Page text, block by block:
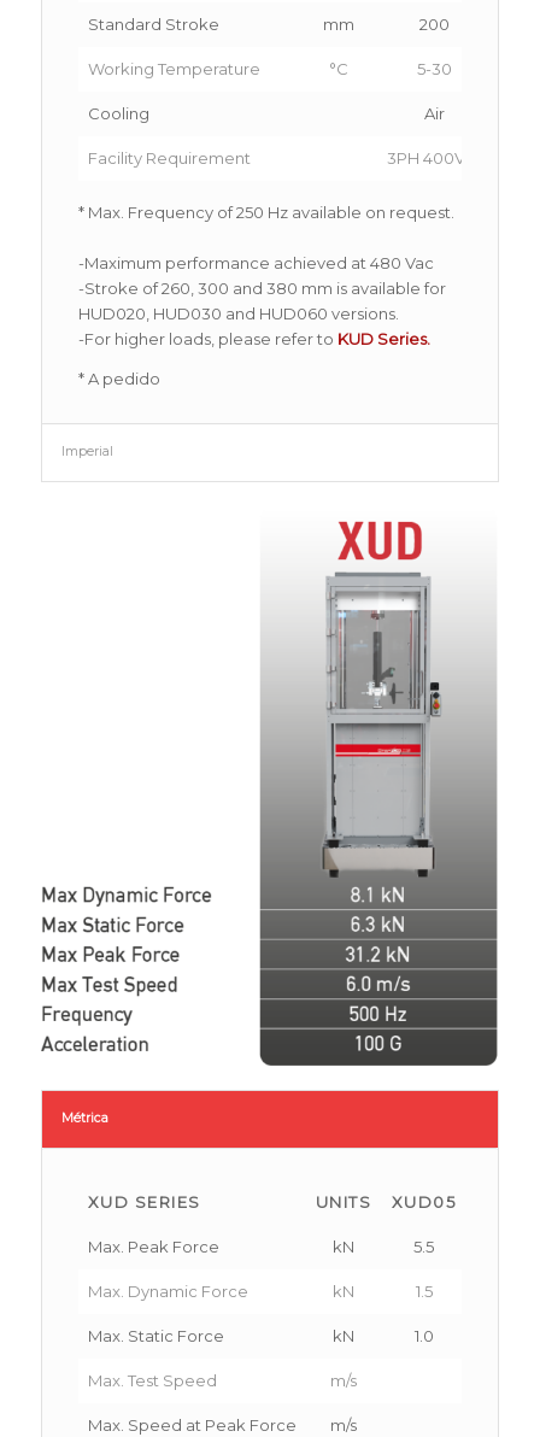
Standard Stroke mm 200
Working Temperature °C 5-30
Cooling Air
Facility Requirement 3PH 400Vac
* Max. Frequency of 250 Hz available on request.
-Maximum performance achieved at 480 Vac
-Stroke of 260, 300 and 380 mm is available for
HUD020, HUD030 and HUD060 versions.
-For higher loads, please refer to KUD Series.
* A pedido
Imperial
Métrica
XUD SERIES UNITS XUD05
Max. Peak Force kN 5.5
Max. Dynamic Force kN 1.5
Max. Static Force kN 1.0
Max. Test Speed m/s
Max. Speed at Peak Force m/s